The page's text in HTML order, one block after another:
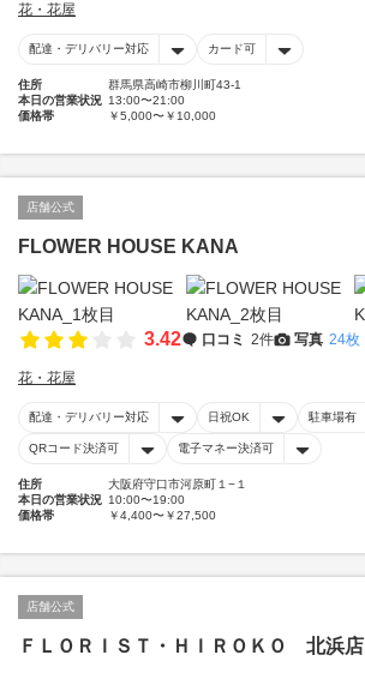
花・花屋
配達・デリバリー対応 カード可
住所
群馬県高崎市柳川町43-1
本日の営業状況 13:00〜21:00
価格帯
￥5,000〜￥10,000
店舗公式
FLOWER HOUSE KANA
3.42 口コミ 2件 写真 24枚
花・花屋
配達・デリバリー対応 日祝OK 駐車場有
QRコード決済可 電子マネー決済可
住所
大阪府守口市河原町１−１
本日の営業状況 10:00〜19:00
価格帯
￥4,400〜￥27,500
店舗公式
ＦＬＯＲＩＳＴ・ＨＩＲＯＫＯ 北浜店